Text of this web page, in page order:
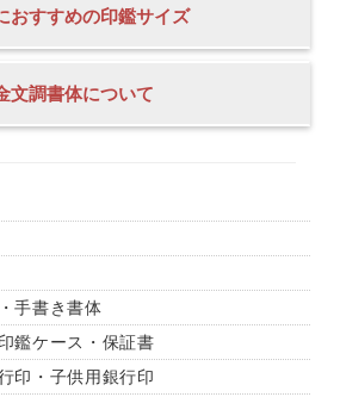
おすすめの印鑑サイズ
文調書体について
手書き書体
鑑ケース・保証書
印・子供用銀行印